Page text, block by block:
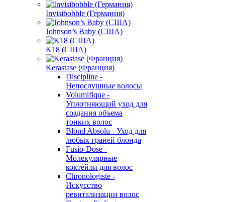
Invisibobble (Германия)
Johnson’s Baby (США)
K18 (США)
Kerastase (Франция)
Discipline -
Непослушные волосы
Volumifique -
Уплотняющий уход для
создания объема
тонких волос
Blond Absolu - Уход для
любых граней блонда
Fusio-Dose -
Молекулярные
коктейли для волос
Chronologiste -
Искусство
ревитализации волос